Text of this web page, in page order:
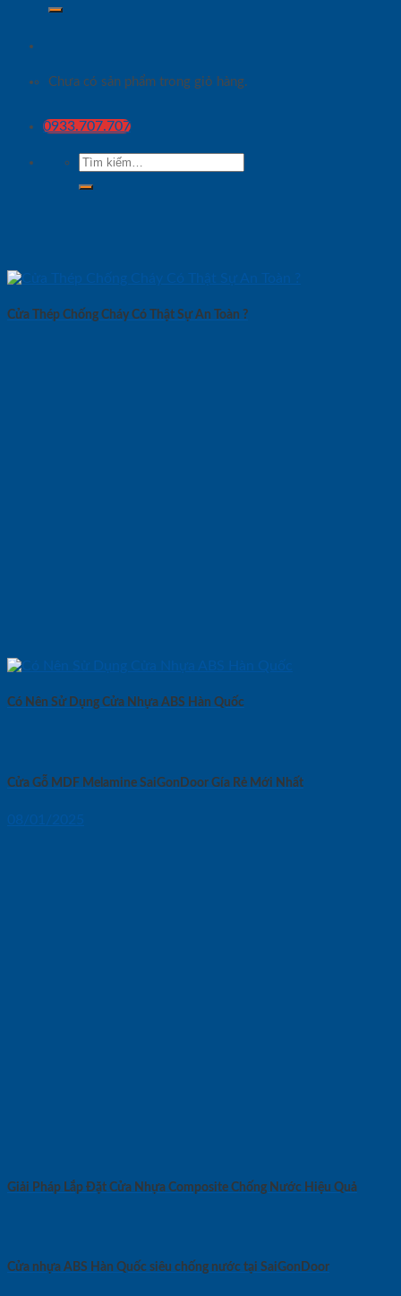
Chưa có sản phẩm trong giỏ hàng.
0933.707.707
Tìm
kiếm:
Cửa Thép Chống Cháy Có Thật Sự An Toàn ?
Có Nên Sử Dụng Cửa Nhựa ABS Hàn Quốc
Cửa Gỗ MDF Melamine SaiGonDoor Gía Rẻ Mới Nhất
08/01/2025
Giải Pháp Lắp Đặt Cửa Nhựa Composite Chống Nước Hiệu Quả
Cửa nhựa ABS Hàn Quốc siêu chống nước tại SaiGonDoor